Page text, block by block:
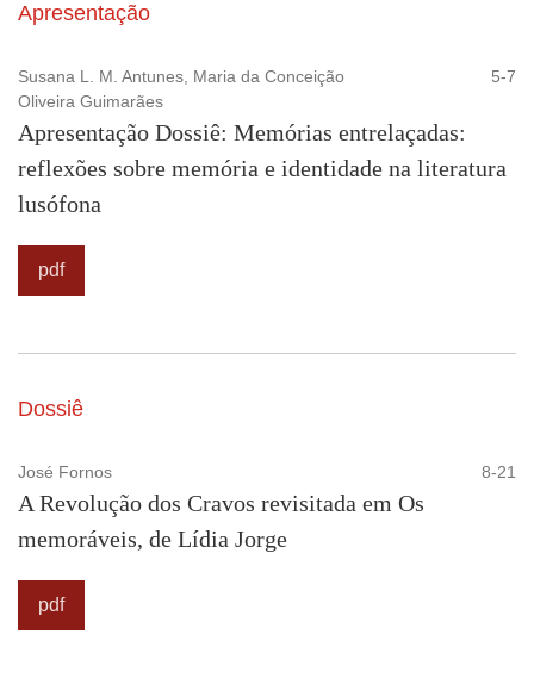
Apresentação
Susana L. M. Antunes, Maria da Conceição
Oliveira Guimarães
5-7
Apresentação Dossiê: Memórias entrelaçadas:
reflexões sobre memória e identidade na literatura
lusófona
pdf
Dossiê
José Fornos 8-21
A Revolução dos Cravos revisitada em Os
memoráveis, de Lídia Jorge
pdf